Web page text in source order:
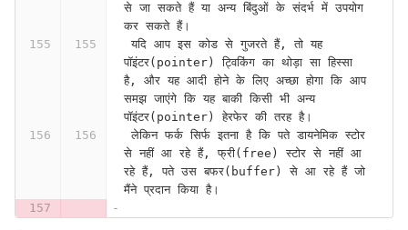
से जा सकते हैं या अन्य बिंदुओं के संदर्भ में उपयोग
कर सकते हैं।
यदि आप इस कोड से गुजरते हैं, तो यह
पॉइंटर(pointer) ट्विकिंग का थोड़ा सा हिस्सा
है, और यह आदी होने के लिए अच्छा होगा कि आप
समझ जाएंगे कि यह बाकी किसी भी अन्य
पॉइंटर(pointer) हेरफेर की तरह है।
लेकिन फर्क सिर्फ इतना है कि पते डायनेमिक स्टोर
से नहीं आ रहे हैं, फ्री(free) स्टोर से नहीं आ
रहे हैं, पते उस बफर(buffer) से आ रहे हैं जो
मैंने प्रदान किया है।